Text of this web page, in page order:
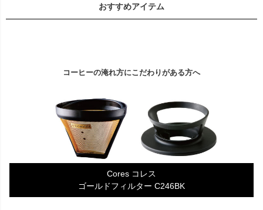
おすすめアイテム
コーヒーの淹れ方にこだわりがある方へ
Cores コレス
ゴールドフィルター C246BK